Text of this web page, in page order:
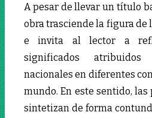
A pesar de llevar un título
obra trasciende la figura de
e invita al lector a
significados
nacionales en diferentes
mundo. En este sentido,
sintetizan de forma